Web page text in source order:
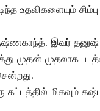
உதவிகளையும்
இவர் தனுஷ்
முதன் முதலாக
மிகவும்